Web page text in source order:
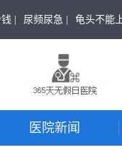
| 尿频尿急 | 龟头不能
医院新闻